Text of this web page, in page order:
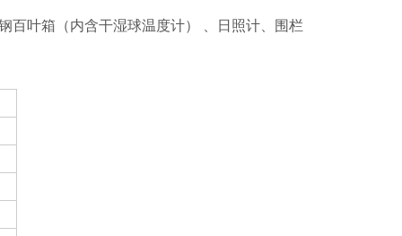
百叶箱（内含干湿球温度计） 、日照计、围栏